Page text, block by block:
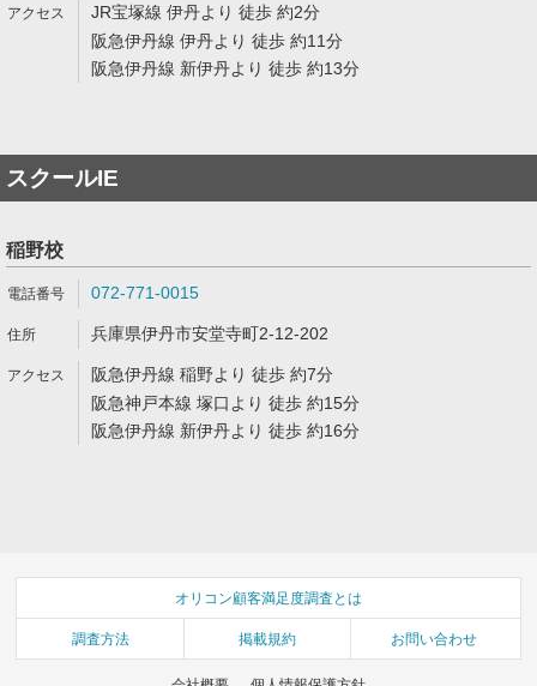
JR宝塚線 伊丹より 徒歩 約2分
阪急伊丹線 伊丹より 徒歩 約11分
阪急伊丹線 新伊丹より 徒歩 約13分
スクールIE
稲野校
072-771-0015
兵庫県伊丹市安堂寺町2-12-202
阪急伊丹線 稲野より 徒歩 約7分
阪急神戸本線 塚口より 徒歩 約15分
阪急伊丹線 新伊丹より 徒歩 約16分
オリコン顧客満足度調査とは
調査方法 掲載規約 お問い合わせ